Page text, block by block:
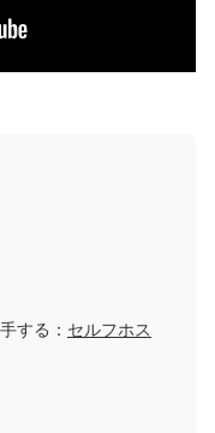
する： セルフホス